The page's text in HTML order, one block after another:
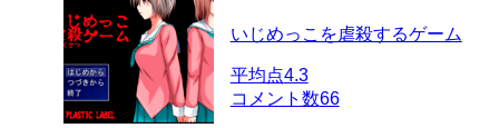
いじめっこを虐殺するゲーム
平均点4.3
コメント数66